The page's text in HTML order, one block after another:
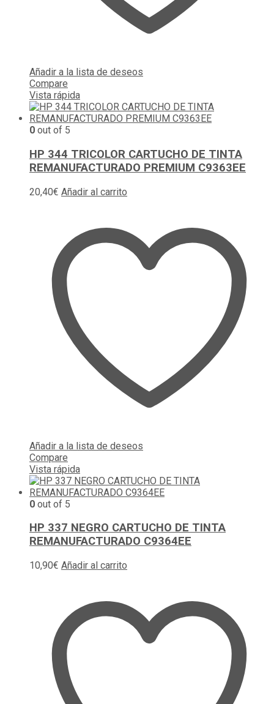
Añadir a la lista de deseos
Compare
Vista rápida
0 out of 5
HP 344 TRICOLOR CARTUCHO DE TINTA
REMANUFACTURADO PREMIUM C9363EE
20,40€ Añadir al carrito
Añadir a la lista de deseos
Compare
Vista rápida
0 out of 5
HP 337 NEGRO CARTUCHO DE TINTA
REMANUFACTURADO C9364EE
10,90€ Añadir al carrito